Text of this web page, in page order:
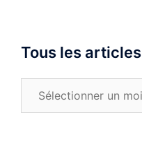
Tous les articles